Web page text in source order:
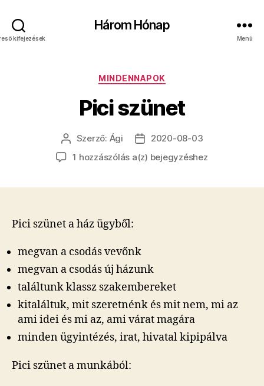
kifejezések
Három Hónap
Menü
Kategóriák
MINDENNAPOK
Pici szünet
Bejegyzés
szerzője
Szerző: Ági
Bejegyzés
dátuma
2020-08-03
1 hozzászólás a(z)Pici
bejegyzéshez
Pici szünet a ház ügyből:
megvan a csodás vevőnk
megvan a csodás új házunk
találtunk klassz szakembereket
kitaláltuk, mit szeretnénk és mit nem, mi az
ami idei és mi az, ami várat magára
minden ügyintézés, irat, hivatal kipipálva
Pici szünet a munkából: